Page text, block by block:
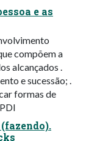
e as
compõem a
alcançados .
e sucessão; .
formas de